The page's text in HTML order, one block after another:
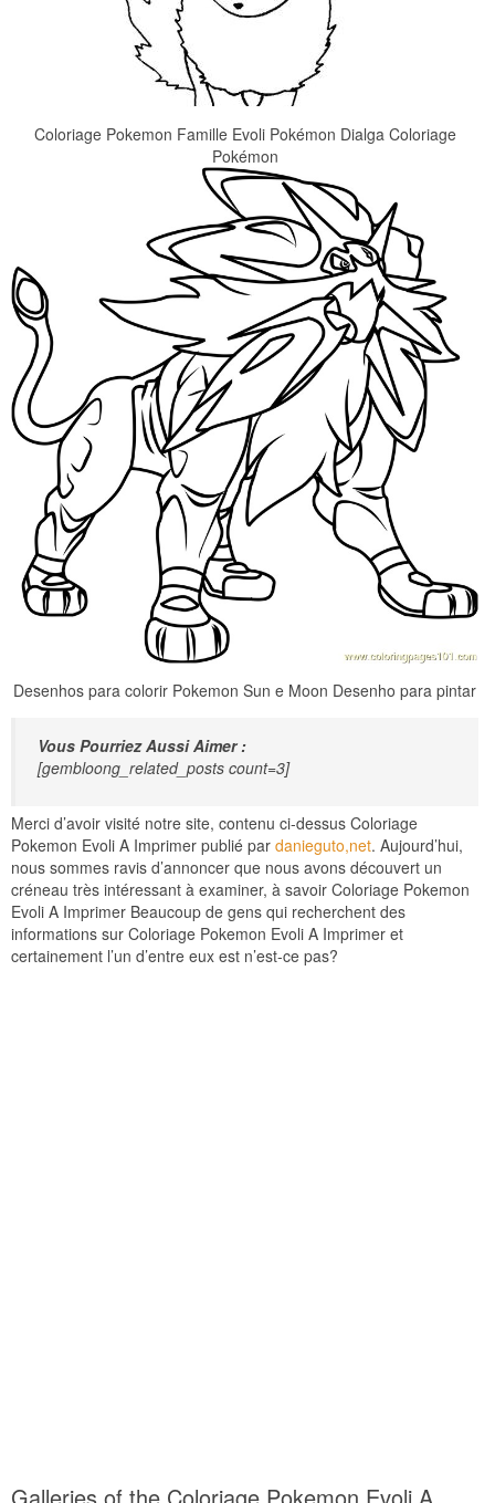
Coloriage Pokemon Famille Evoli Pokémon Dialga Coloriage
Pokémon
Desenhos para colorir Pokemon Sun e Moon Desenho para pintar
Vous Pourriez Aussi Aimer :
[gembloong_related_posts count=3]
Merci d’avoir visité notre site, contenu ci-dessus Coloriage
Pokemon Evoli A Imprimer publié par danieguto,net. Aujourd’hui,
nous sommes ravis d’annoncer que nous avons découvert un
créneau très intéressant à examiner, à savoir Coloriage Pokemon
Evoli A Imprimer Beaucoup de gens qui recherchent des
informations sur Coloriage Pokemon Evoli A Imprimer et
certainement l’un d’entre eux est n’est-ce pas?